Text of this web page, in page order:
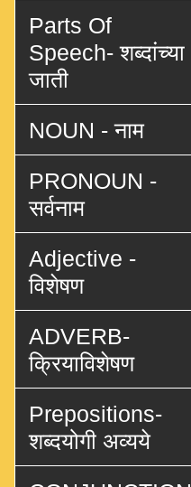
Parts Of
Speech- शब्दांच्या
जाती
NOUN - नाम
PRONOUN -
सर्वनाम
Adjective -
विशेषण
ADVERB-
क्रियाविशेषण
Prepositions-
शब्दयोगी अव्यये